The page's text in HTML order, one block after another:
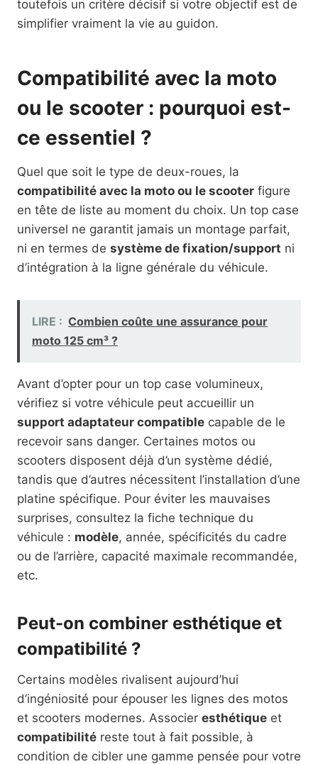
toutefois un critère décisif si votre objectif est de
simplifier vraiment la vie au guidon.
Compatibilité avec la moto
ou le scooter : pourquoi est-
ce essentiel ?
Quel que soit le type de deux-roues, la
compatibilité avec la moto ou le scooter figure
en tête de liste au moment du choix. Un top case
universel ne garantit jamais un montage parfait,
ni en termes de système de fixation/support ni
d’intégration à la ligne générale du véhicule.
LIRE : Combien coûte une assurance pour
moto 125 cm³ ?
Avant d’opter pour un top case volumineux,
vérifiez si votre véhicule peut accueillir un
support adaptateur compatible capable de le
recevoir sans danger. Certaines motos ou
scooters disposent déjà d’un système dédié,
tandis que d’autres nécessitent l’installation d’une
platine spécifique. Pour éviter les mauvaises
surprises, consultez la fiche technique du
véhicule : modèle, année, spécificités du cadre
ou de l’arrière, capacité maximale recommandée,
etc.
Peut-on combiner esthétique et
compatibilité ?
Certains modèles rivalisent aujourd’hui
d’ingéniosité pour épouser les lignes des motos
et scooters modernes. Associer esthétique et
compatibilité reste tout à fait possible, à
condition de cibler une gamme pensée pour votre